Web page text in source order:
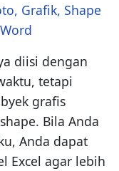
Grafik, Shape
diisi dengan
tetapi
grafis
Bila Anda
Anda dapat
Excel agar lebih